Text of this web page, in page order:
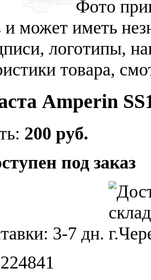
Фото
и может иметь
логотипы,
товара,
Amperin
200 руб.
под заказ
3-7 дн.